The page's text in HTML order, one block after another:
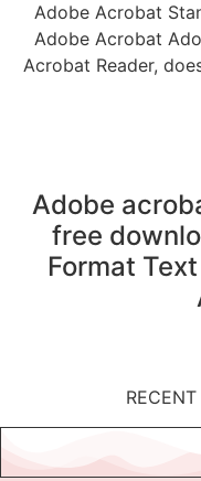
Adobe Acrobat
Adobe Acrobat
Acrobat Reader,
Adobe
free
Format